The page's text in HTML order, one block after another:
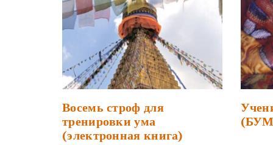
Восемь строф для
тренировки ума
(электронная книга)